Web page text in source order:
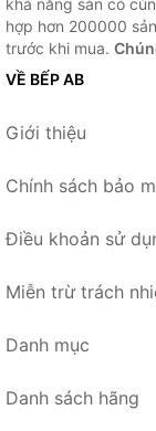
khả năng sẵn có
hợp hơn 200000
trước khi mua.
VỀ BẾP AB
Giới thiệu
Chính sách bảo
Điều khoản sử
Miễn trừ trách
Danh mục
Danh sách hãng